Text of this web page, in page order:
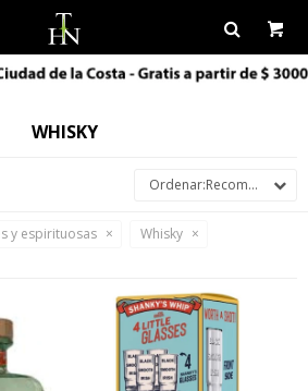
WHISKY
Recomendados
y espirituosas
Whisky